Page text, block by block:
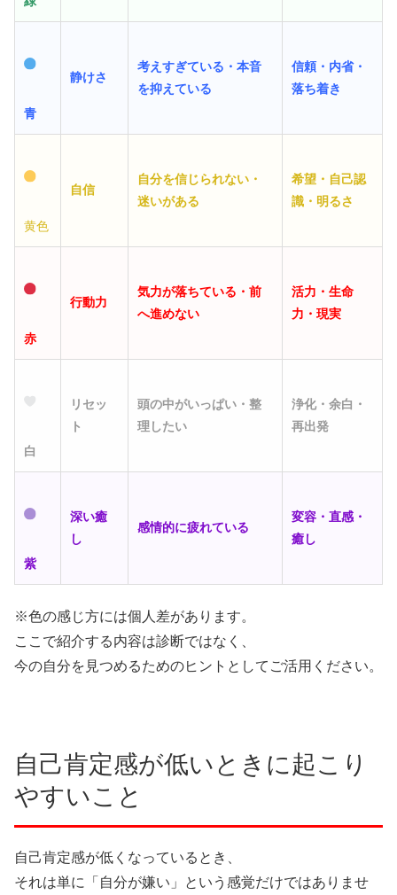
青
静けさ
考えすぎている・本音
を抑えている
信頼・内省・
落ち着き
黄色
自信
自分を信じられない・
迷いがある
希望・自己認
識・明るさ
赤
行動力
気力が落ちている・前
へ進めない
活力・生命
力・現実
白
リセッ
ト
頭の中がいっぱい・整
理したい
浄化・余白・
再出発
紫
深い癒
し
感情的に疲れている
変容・直感・
癒し
※色の感じ方には個人差があります。
ここで紹介する内容は診断ではなく、
今の自分を見つめるためのヒントとしてご活用ください。
自己肯定感が低いときに起こり
やすいこと
自己肯定感が低くなっているとき、
それは単に「自分が嫌い」という感覚だけではありませ